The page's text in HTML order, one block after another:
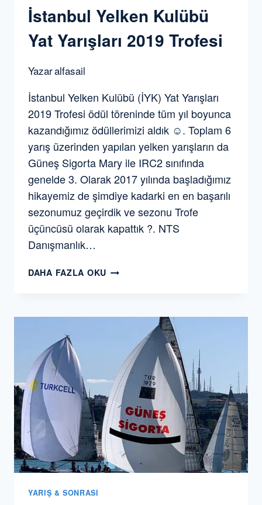
İstanbul Yelken Kulübü
Yat Yarışları 2019 Trofesi
Yazaralfasail
İstanbul Yelken Kulübü (İYK) Yat Yarışları
2019 Trofesi ödül töreninde tüm yıl boyunca
kazandığımız ödüllerimizi aldık ☺️. Toplam 6
yarış üzerinden yapılan yelken yarışların da
Güneş Sigorta Mary ile IRC2 sınıfında
genelde 3. Olarak 2017 yılında başladığımız
hikayemiz de şimdiye kadarki en en başarılı
sezonumuz geçirdik ve sezonu Trofe
üçüncüsü olarak kapattık ?. NTS
Danışmanlık…
DAHA FAZLA OKU İSTANBUL
TROFESI
YARIŞ & SONRASI